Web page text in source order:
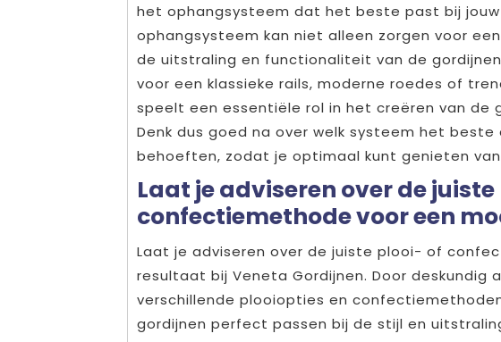
het ophangsysteem dat het beste past bij
ophangsysteem kan niet alleen zorgen voor
de uitstraling en functionaliteit van de
voor een klassieke rails, moderne roedes of
speelt een essentiële rol in het creëren van de
Denk dus goed na over welk systeem het beste
behoeften, zodat je optimaal kunt genieten
Laat je adviseren over de
confectiemethode voor een
Laat je adviseren over de juiste plooi- of
resultaat bij Veneta Gordijnen. Door deskundig
verschillende plooiopties en
gordijnen perfect passen bij de stijl en